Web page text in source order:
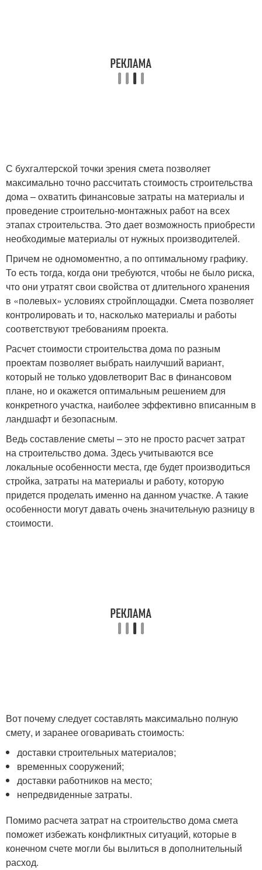
С бухгалтерской точки зрения смета позволяет
максимально точно рассчитать стоимость строительства
дома – охватить финансовые затраты на материалы и
проведение строительно-монтажных работ на всех
этапах строительства. Это дает возможность приобрести
необходимые материалы от нужных производителей.
Причем не одномоментно, а по оптимальному графику.
То есть тогда, когда они требуются, чтобы не было риска,
что они утратят свои свойства от длительного хранения
в «полевых» условиях стройплощадки. Смета позволяет
контролировать и то, насколько материалы и работы
соответствуют требованиям проекта.
Расчет стоимости строительства дома по разным
проектам позволяет выбрать наилучший вариант,
который не только удовлетворит Вас в финансовом
плане, но и окажется оптимальным решением для
конкретного участка, наиболее эффективно вписанным в
ландшафт и безопасным.
Ведь составление сметы – это не просто расчет затрат
на строительство дома. Здесь учитываются все
локальные особенности места, где будет производиться
стройка, затраты на материалы и работу, которую
придется проделать именно на данном участке. А такие
особенности могут давать очень значительную разницу в
стоимости.
Вот почему следует составлять максимально полную
смету, и заранее оговаривать стоимость:
доставки строительных материалов;
временных сооружений;
доставки работников на место;
непредвиденные затраты.
Помимо расчета затрат на строительство дома смета
поможет избежать конфликтных ситуаций, которые в
конечном счете могли бы вылиться в дополнительный
расход.